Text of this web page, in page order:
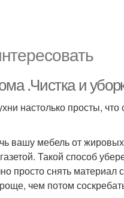
.Чистка и
настолько просты,
вашу мебель от
Такой способ
просто снять
чем потом